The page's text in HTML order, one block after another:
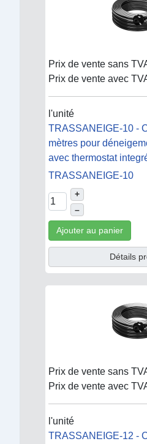
Prix de vente sans
Prix de vente avec
l'unité
TRASSANEIGE-10 -
mètres pour
avec thermostat
TRASSANEIGE-10
+
–
Ajouter au panier
Détails
Prix de vente sans
Prix de vente avec
l'unité
TRASSANEIGE-12 -